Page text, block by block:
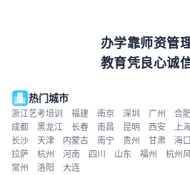
办学靠师资管
教育凭良心诚
热门城市
浙江艺考培训 福建 南京 深圳 广州 合
成都
黑龙江 长春 南昌 昆明 西安 上
长沙
天津 内蒙古 南宁 贵州 甘肃 海口
拉萨
杭州 河南 四川 山东 福州 杭州
常州
洛阳 大连